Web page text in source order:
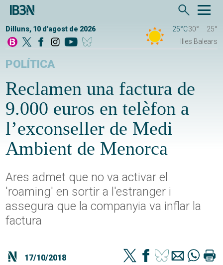
Dilluns, 10 d'agost de 2026 25°C30°
25°
Illes Balears
POLÍTICA
Reclamen una factura de
9.000 euros en telèfon a
l’exconseller de Medi
Ambient de Menorca
Ares admet que no va activar el
'roaming' en sortir a l'estranger i
assegura que la companyia va inflar la
factura
17/10/2018